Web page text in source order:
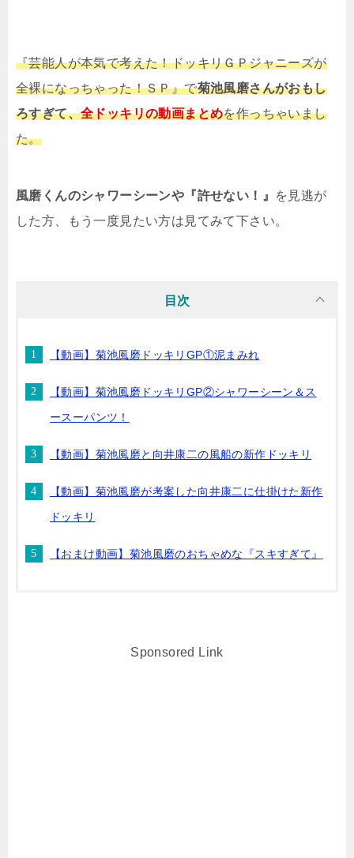
『芸能人が本気で考えた！ドッキリＧＰジャニーズが
全裸になっちゃった！ＳＰ』で菊池風磨さんがおもし
ろすぎて、全ドッキリの動画まとめを作っちゃいまし
た。
風磨くんのシャワーシーンや『許せない！』
を見逃が
した方、もう一度見たい方は見てみて下さい。
目次
【動画】菊池風磨ドッキリGP①泥まみれ
【動画】菊池風磨ドッキリGP②シャワーシーン＆ス
ースーパンツ！
【動画】菊池風磨と向井康二の風船の新作ドッキリ
【動画】菊池風磨が考案した向井康二に仕掛けた新作
ドッキリ
【おまけ動画】菊池風磨のおちゃめな『スキすぎて』
Sponsored Link